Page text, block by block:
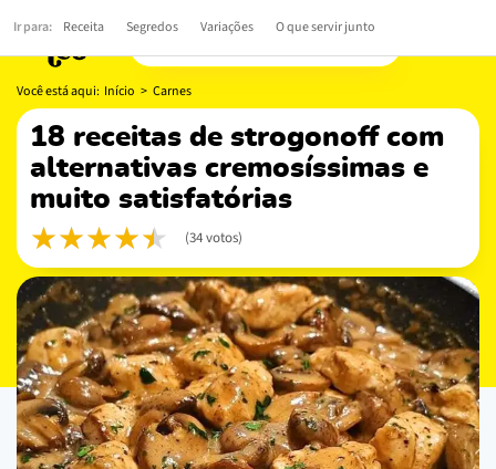
Você está aqui: Início > Carnes
18 receitas de strogonoff com
alternativas cremosíssimas e
muito satisfatórias
(34 votos)
Ir para: Receita Segredos Variações O que servir junto